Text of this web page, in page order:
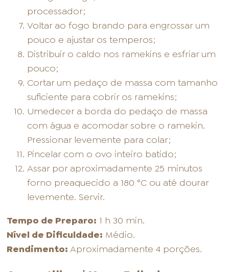
processador;
Voltar ao fogo brando para engrossar um
pouco e ajustar os temperos;
Distribuir o caldo nos ramekins e esfriar um
pouco;
Cortar um pedaço de massa com tamanho
suficiente para cobrir os ramekins;
Umedecer a borda do pedaço de massa
com água e acomodar sobre o ramekin.
Pressionar levemente para colar;
Pincelar com o ovo inteiro batido;
Assar por aproximadamente 25 minutos
forno preaquecido a 180 °C ou até dourar
levemente. Servir.
Tempo de Preparo: 1 h 30 min.
Nível de Dificuldade: Médio.
Rendimento: Aproximadamente 4 porções.